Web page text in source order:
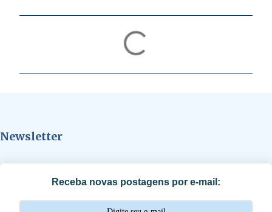
á
s
Newsletter
Receba novas postagens por e-mail: